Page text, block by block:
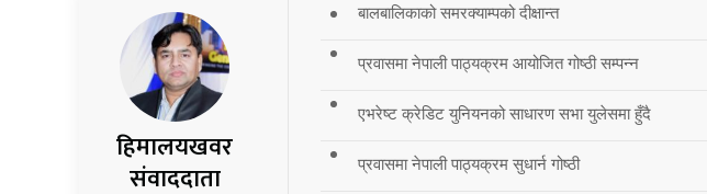
हिमालयखवर
संवाददाता
बालबालिकाको समरक्याम्पको दीक्षान्त
प्रवासमा नेपाली पाठ्यक्रम आयोजित गोष्ठी सम्पन्न
एभरेष्ट क्रेडिट युनियनको साधारण सभा युलेसमा हुँदै
प्रवासमा नेपाली पाठ्यक्रम सुधार्न गोष्ठी